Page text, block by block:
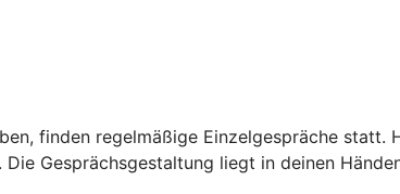
finden regelmäßige Einzelgespräche
Gesprächsgestaltung liegt in deinen